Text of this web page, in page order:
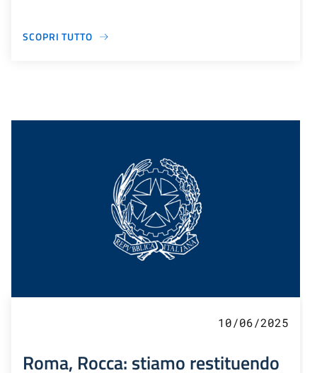
SCOPRI TUTTO
10/06/2025
Roma, Rocca: stiamo restituendo